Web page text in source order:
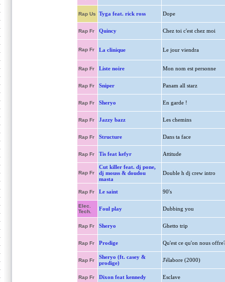
Rap Us Tyga feat. rick ross Dope
Rap Fr Quincy Chez toi c'est chez moi
Rap Fr La clinique Le jour viendra
Rap Fr Liste noire Mon nom est personne
Rap Fr Sniper Panam all starz
Rap Fr Sheryo En garde !
Rap Fr Jazzy bazz Les chemins
Rap Fr Structure Dans ta face
Rap Fr Tis feat kefyr Attitude
Rap Fr
Cut killer feat. dj pone,
dj mouss & doudou
masta
Double h dj crew intro
Rap Fr Le saint 90's
Elec.
Tech.
Foul play Dubbing you
Rap Fr Sheryo Ghetto trip
Rap Fr Prodige Qu'est ce qu'on nous
Rap Fr
Sheryo (ft. casey &
prodige)
J'élabore (2000)
Rap Fr Dixon feat kennedy Esclave